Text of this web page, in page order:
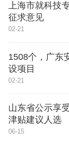
上海市就科技
征求意见
02-21
1508个，广东
设项目
02-21
山东省公示享
津贴建议人选
06-15